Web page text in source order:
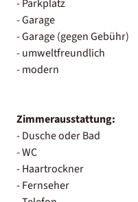
- Parkplatz
- Garage
- Garage (gegen Gebühr)
- umweltfreundlich
- modern
Zimmerausstattung:
- Dusche oder Bad
- WC
- Haartrockner
- Fernseher